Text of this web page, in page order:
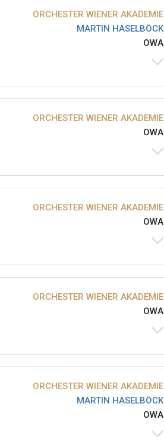
ORCHESTER WIENER AKADEMIE
MARTIN HASELBÖCK
OWA
ORCHESTER WIENER AKADEMIE
OWA
ORCHESTER WIENER AKADEMIE
OWA
ORCHESTER WIENER AKADEMIE
OWA
ORCHESTER WIENER AKADEMIE
MARTIN HASELBÖCK
OWA